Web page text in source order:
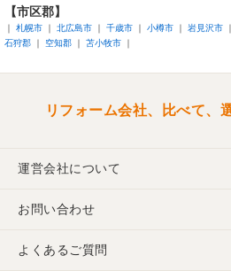
【市区郡】
札幌市 北広島市 千歳市 小樽市 岩見沢市
石狩郡
空知郡 苫小牧市
リフォーム会社、比べて、
運営会社について
お問い合わせ
よくあるご質問